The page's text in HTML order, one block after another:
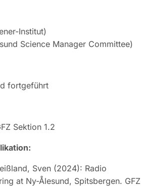
Institut)
Science Manager Committee)
fortgeführt
Sektion 1.2
Sven (2024): Radio
at Ny-Ålesund, Spitsbergen. GFZ